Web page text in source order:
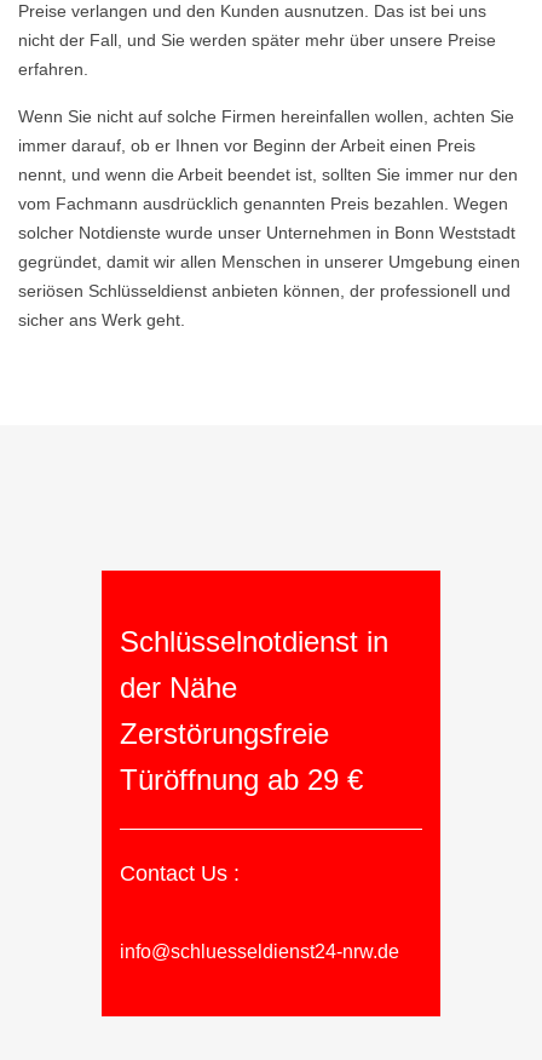
Preise verlangen und den Kunden ausnutzen. Das ist bei uns
nicht der Fall, und Sie werden später mehr über unsere Preise
erfahren.
Wenn Sie nicht auf solche Firmen hereinfallen wollen, achten Sie
immer darauf, ob er Ihnen vor Beginn der Arbeit einen Preis
nennt, und wenn die Arbeit beendet ist, sollten Sie immer nur den
vom Fachmann ausdrücklich genannten Preis bezahlen. Wegen
solcher Notdienste wurde unser Unternehmen in Bonn Weststadt
gegründet, damit wir allen Menschen in unserer Umgebung einen
seriösen Schlüsseldienst anbieten können, der professionell und
sicher ans Werk geht.
Schlüsselnotdienst in
der Nähe
Zerstörungsfreie
Türöffnung ab 29 €
Contact Us :
info@schluesseldienst24-nrw.de